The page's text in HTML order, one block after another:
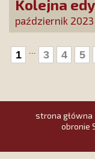
Kolejna
w Fatimie”
październik 2023
1 3 4 5
strona główna
obronie